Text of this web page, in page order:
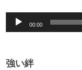
声
レ
00:00
強い絆